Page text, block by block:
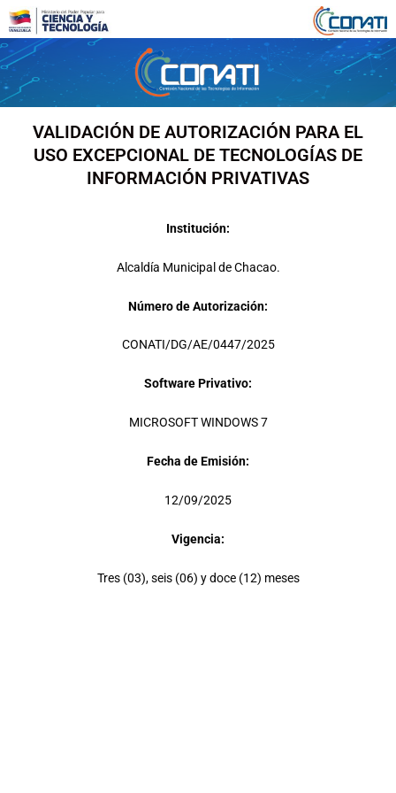
contenido
VALIDACIÓN DE AUTORIZACIÓN PARA EL
USO EXCEPCIONAL DE TECNOLOGÍAS DE
INFORMACIÓN PRIVATIVAS
Institución:
Alcaldía Municipal de Chacao.
Número de Autorización:
CONATI/DG/AE/0447/2025
Software Privativo:
MICROSOFT WINDOWS 7
Fecha de Emisión:
12/09/2025
Vigencia:
Tres (03), seis (06) y doce (12) meses